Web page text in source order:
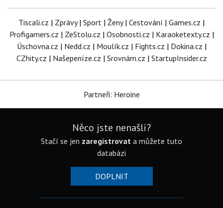
Tiscali.cz | Zprávy| Sport | Ženy| Cestování | Games.cz |
Profigamers.cz | ZeStolu.cz | Osobnosti.cz | Karaoketexty.cz |
Úschovna.cz | Nedd.cz | Moulík.cz | Fights.cz | Dokina.cz |
CZhity.cz | Našepeníze.cz | Srovnám.cz | StartupInsider.cz
Partneři: Heroine
Něco jste nenašli?
Stačí se jen zaregistrovat a můžete tuto
databázi
DOPLNIT